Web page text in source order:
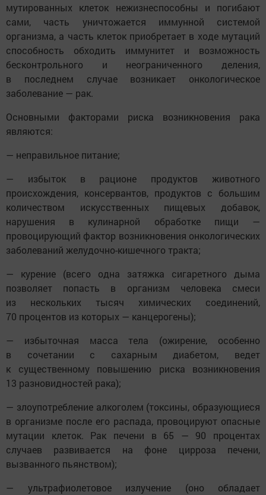
мутированных клеток нежизнеспособны и погибают
сами, часть уничтожается иммунной системой
организма, а часть клеток приобретает в ходе мутаций
способность обходить иммунитет и возможность
бесконтрольного и неограниченного деления,
в последнем случае возникает онкологическое
заболевание — рак.
Основными факторами риска возникновения рака
являются:
— неправильное питание;
— избыток в рационе продуктов животного
происхождения, консервантов, продуктов с большим
количеством искусственных пищевых добавок,
нарушения в кулинарной обработке пищи —
провоцирующий фактор возникновения онкологических
заболеваний желудочно-кишечного тракта;
— курение (всего одна затяжка сигаретного дыма
позволяет попасть в организм человека смеси
из нескольких тысяч химических соединений,
70 процентов из которых — канцерогены);
— избыточная масса тела (ожирение, особенно
в сочетании с сахарным диабетом, ведет
к существенному повышению риска возникновения
13 разновидностей рака);
— злоупотребление алкоголем (токсины, образующиеся
в организме после его распада, провоцируют опасные
мутации клеток. Рак печени в 65 — 90 процентах
случаев развивается на фоне цирроза печени,
вызванного пьянством);
— ультрафиолетовое излучение (оно обладает